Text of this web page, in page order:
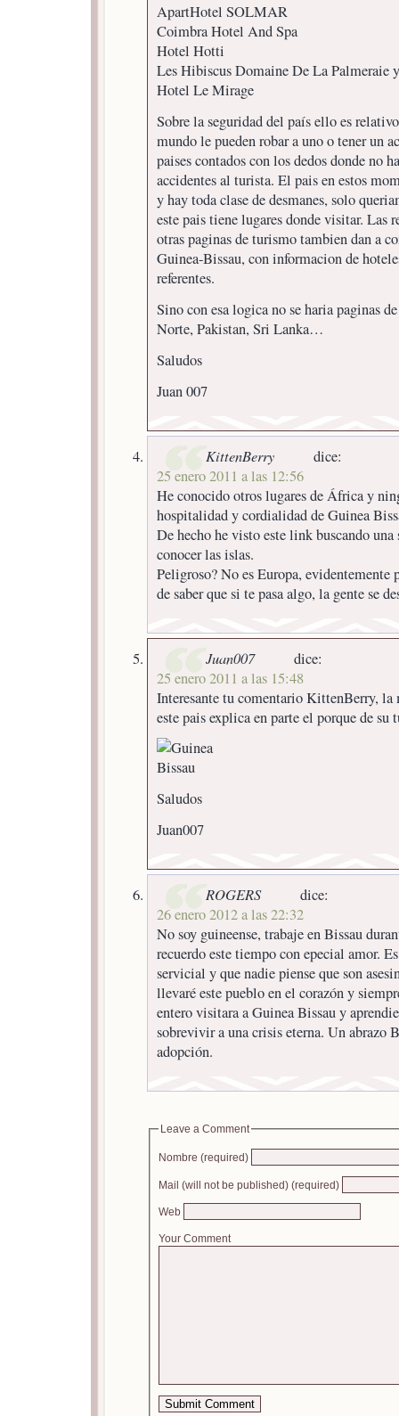
ApartHotel SOLMAR
Coimbra Hotel And Spa
Hotel Hotti
Les Hibiscus Domaine De La Palmeraie y
Hotel Le Mirage
Sobre la seguridad del país ello es
mundo le pueden robar a uno o tener un
paises contados con los dedos donde no
accidentes al turista. El pais en estos
y hay toda clase de desmanes, solo
este pais tiene lugares donde visitar. Las
otras paginas de turismo tambien dan a
Guinea-Bissau, con informacion de
referentes.
Sino con esa logica no se haria paginas
Norte, Pakistan, Sri Lanka…
Saludos
Juan 007
KittenBerry
dice:
25 enero 2011 a las 12:56
He conocido otros lugares de África y
hospitalidad y cordialidad de Guinea
De hecho he visto este link buscando
conocer las islas.
Peligroso? No es Europa,
de saber que si te pasa algo, la gente se
Juan007
dice:
25 enero 2011 a las 15:48
Interesante tu comentario KittenBerry, la
este pais explica en parte el porque de su
Saludos
Juan007
ROGERS
dice:
26 enero 2012 a las 22:32
No soy guineense, trabaje en Bissau
recuerdo este tiempo con epecial amor.
servicial y que nadie piense que son
llevaré este pueblo en el corazón y
entero visitara a Guinea Bissau y
sobrevivir a una crisis eterna. Un abrazo
adopción.
Leave a Comment
Nombre (required)
Mail (will not be published) (required)
Web
Your Comment